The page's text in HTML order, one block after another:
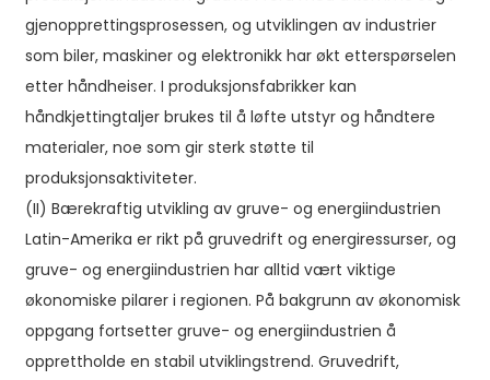
gjenopprettingsprosessen, og utviklingen av industrier
som biler, maskiner og elektronikk har økt etterspørselen
etter håndheiser. I produksjonsfabrikker kan
håndkjettingtaljer brukes til å løfte utstyr og håndtere
materialer, noe som gir sterk støtte til
produksjonsaktiviteter.
(II) Bærekraftig utvikling av gruve- og energiindustrien
Latin-Amerika er rikt på gruvedrift og energiressurser, og
gruve- og energiindustrien har alltid vært viktige
økonomiske pilarer i regionen. På bakgrunn av økonomisk
oppgang fortsetter gruve- og energiindustrien å
opprettholde en stabil utviklingstrend. Gruvedrift,